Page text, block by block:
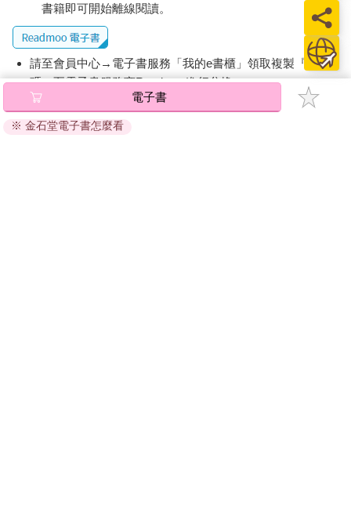
書籍即可開始離線閱讀。
請至會員中心→電子書服務「我的e書櫃」領取複製『兌換
碼』至電子書服務商Readmoo進行兌換。
退換貨須知：
因版權保護，您在金石堂所購買的電子書僅能以金石堂專屬
電子書
※ 金石堂電子書怎麼看